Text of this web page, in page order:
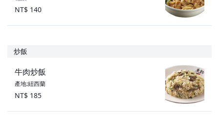
NT$ 140
炒飯
牛肉炒飯
產地:紐西蘭
NT$ 185